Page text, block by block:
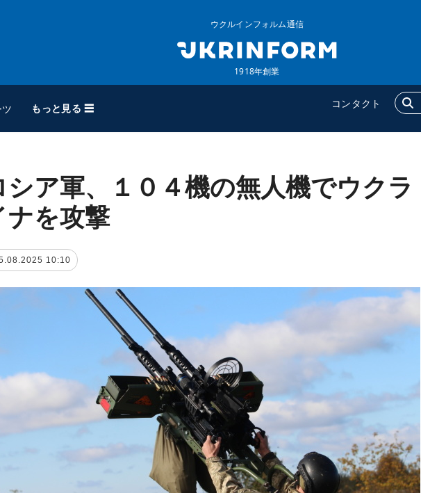
ウクルインフォルム通信
1918年創業
もっと見る ☰ コンタクト
ウクルインフォルム
ウクルインフォルムについ
て
追加
特集
シア軍、１０４機の無人機でウクラ
ナを攻撃
10:10